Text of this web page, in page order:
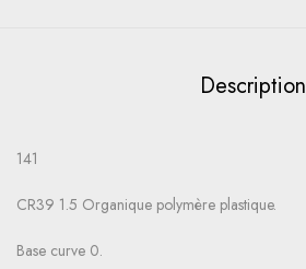
Description
141
CR39 1.5 Organique polymère plastique.
Base curve 0.